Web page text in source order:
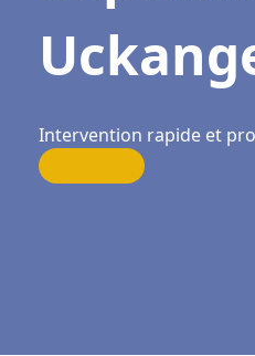
Intervention rapide et